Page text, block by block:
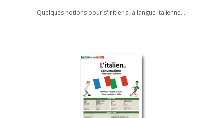
Quelques notions pour s'initier à la langue italienne...